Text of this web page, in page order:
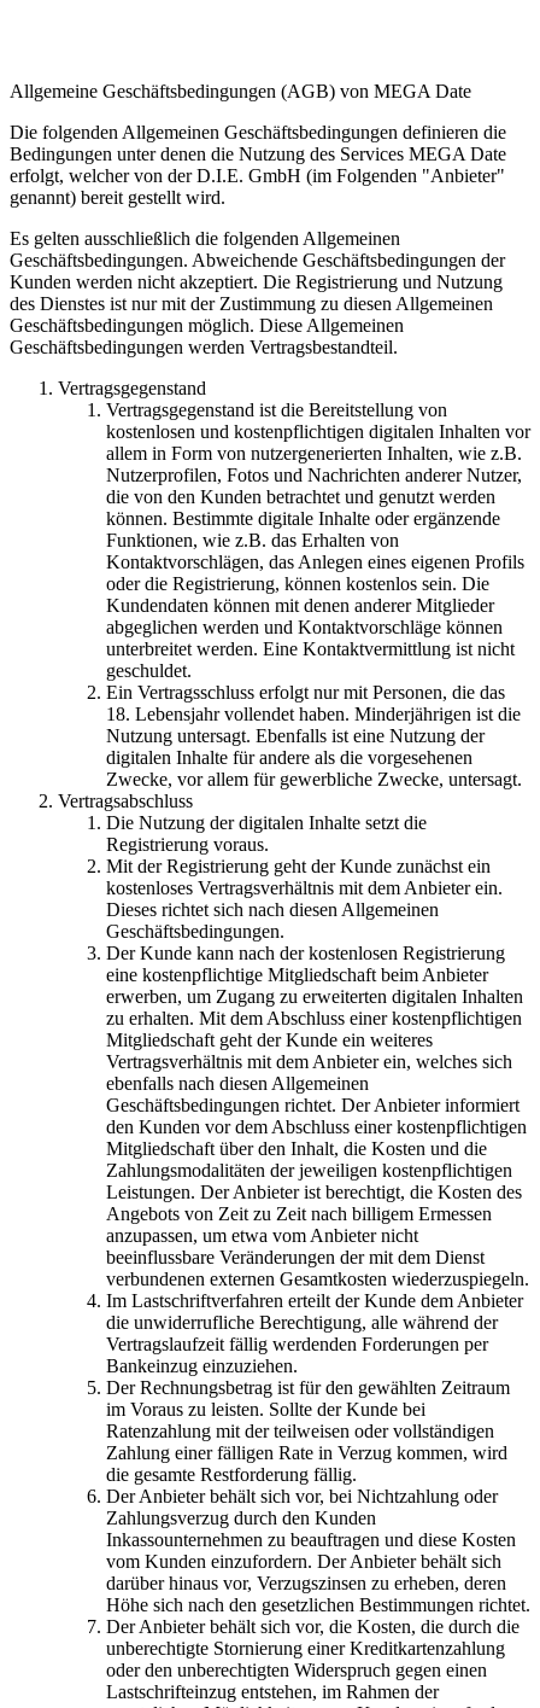
Allgemeine Geschäftsbedingungen (AGB) von MEGA Date
Die folgenden Allgemeinen Geschäftsbedingungen definieren die
Bedingungen unter denen die Nutzung des Services MEGA Date
erfolgt, welcher von der D.I.E. GmbH (im Folgenden "Anbieter"
genannt) bereit gestellt wird.
Es gelten ausschließlich die folgenden Allgemeinen
Geschäftsbedingungen. Abweichende Geschäftsbedingungen der
Kunden werden nicht akzeptiert. Die Registrierung und Nutzung
des Dienstes ist nur mit der Zustimmung zu diesen Allgemeinen
Geschäftsbedingungen möglich. Diese Allgemeinen
Geschäftsbedingungen werden Vertragsbestandteil.
Vertragsgegenstand
Vertragsgegenstand ist die Bereitstellung von
kostenlosen und kostenpflichtigen digitalen Inhalten vor
allem in Form von nutzergenerierten Inhalten, wie z.B.
Nutzerprofilen, Fotos und Nachrichten anderer Nutzer,
die von den Kunden betrachtet und genutzt werden
können. Bestimmte digitale Inhalte oder ergänzende
Funktionen, wie z.B. das Erhalten von
Kontaktvorschlägen, das Anlegen eines eigenen Profils
oder die Registrierung, können kostenlos sein. Die
Kundendaten können mit denen anderer Mitglieder
abgeglichen werden und Kontaktvorschläge können
unterbreitet werden. Eine Kontaktvermittlung ist nicht
geschuldet.
Ein Vertragsschluss erfolgt nur mit Personen, die das
18. Lebensjahr vollendet haben. Minderjährigen ist die
Nutzung untersagt. Ebenfalls ist eine Nutzung der
digitalen Inhalte für andere als die vorgesehenen
Zwecke, vor allem für gewerbliche Zwecke, untersagt.
Vertragsabschluss
Die Nutzung der digitalen Inhalte setzt die
Registrierung voraus.
Mit der Registrierung geht der Kunde zunächst ein
kostenloses Vertragsverhältnis mit dem Anbieter ein.
Dieses richtet sich nach diesen Allgemeinen
Geschäftsbedingungen.
Der Kunde kann nach der kostenlosen Registrierung
eine kostenpflichtige Mitgliedschaft beim Anbieter
erwerben, um Zugang zu erweiterten digitalen Inhalten
zu erhalten. Mit dem Abschluss einer kostenpflichtigen
Mitgliedschaft geht der Kunde ein weiteres
Vertragsverhältnis mit dem Anbieter ein, welches sich
ebenfalls nach diesen Allgemeinen
Geschäftsbedingungen richtet. Der Anbieter informiert
den Kunden vor dem Abschluss einer kostenpflichtigen
Mitgliedschaft über den Inhalt, die Kosten und die
Zahlungsmodalitäten der jeweiligen kostenpflichtigen
Leistungen. Der Anbieter ist berechtigt, die Kosten des
Angebots von Zeit zu Zeit nach billigem Ermessen
anzupassen, um etwa vom Anbieter nicht
beeinflussbare Veränderungen der mit dem Dienst
verbundenen externen Gesamtkosten wiederzuspiegeln.
Im Lastschriftverfahren erteilt der Kunde dem Anbieter
die unwiderrufliche Berechtigung, alle während der
Vertragslaufzeit fällig werdenden Forderungen per
Bankeinzug einzuziehen.
Der Rechnungsbetrag ist für den gewählten Zeitraum
im Voraus zu leisten. Sollte der Kunde bei
Ratenzahlung mit der teilweisen oder vollständigen
Zahlung einer fälligen Rate in Verzug kommen, wird
die gesamte Restforderung fällig.
Der Anbieter behält sich vor, bei Nichtzahlung oder
Zahlungsverzug durch den Kunden
Inkassounternehmen zu beauftragen und diese Kosten
vom Kunden einzufordern. Der Anbieter behält sich
darüber hinaus vor, Verzugszinsen zu erheben, deren
Höhe sich nach den gesetzlichen Bestimmungen richtet.
Der Anbieter behält sich vor, die Kosten, die durch die
unberechtigte Stornierung einer Kreditkartenzahlung
oder den unberechtigten Widerspruch gegen einen
Lastschrifteinzug entstehen, im Rahmen der